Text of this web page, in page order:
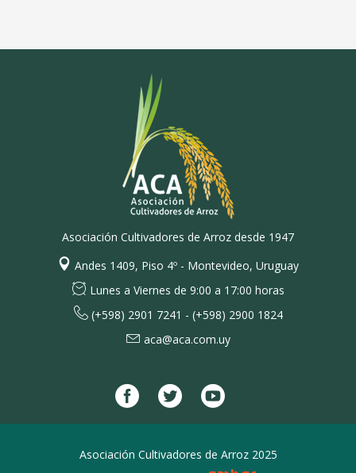
Asociación Cultivadores de Arroz desde 1947
Andes 1409, Piso 4º - Montevideo, Uruguay
Lunes a Viernes de 9:00 a 17:00 horas
(+598) 2901 7241 - (+598) 2900 1824
aca@aca.com.uy
Asociación Cultivadores de Arroz 2025